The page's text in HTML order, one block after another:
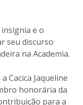
e o
seu discurso
na Academia.
Cacica Jaqueline
honorária da
para a